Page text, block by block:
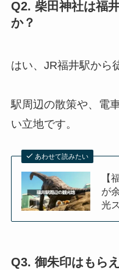
Q2. 柴田神社は福
か？
はい、JR福井駅から
駅周辺の散策や、電
い立地です。
あわせて読みたい
【
が
光
Q3. 御朱印はもら